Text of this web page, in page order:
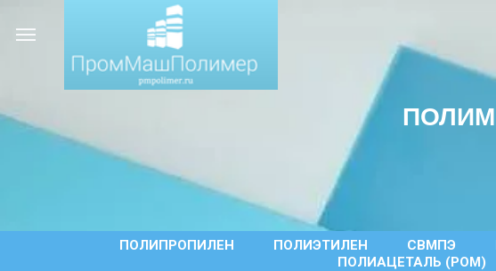
ПОЛИПРОПИЛЕН ПОЛИЭТИЛЕН СВМПЭ
ПОЛИАЦЕТАЛЬ (POM)